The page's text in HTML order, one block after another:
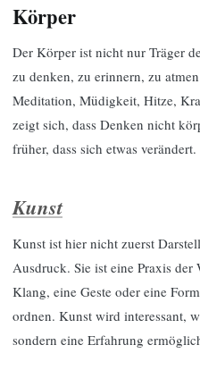
Körper
Der Körper ist nicht nur Träger
zu denken, zu erinnern, zu
Meditation, Müdigkeit, Hitze,
zeigt sich, dass Denken nicht
früher, dass sich etwas verändert.
Kunst
Kunst ist hier nicht zuerst
Ausdruck. Sie ist eine Praxis
Klang, eine Geste oder eine
ordnen. Kunst wird interessant,
sondern eine Erfahrung